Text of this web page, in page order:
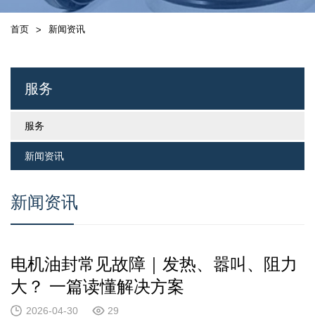
首页 > 新闻资讯
服务
服务
新闻资讯
新闻资讯
电机油封常见故障｜发热、嚣叫、阻力
大？ 一篇读懂解决方案
2026-04-30 29